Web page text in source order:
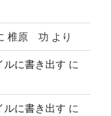
椎原 功 より
ルに書き出す に
ルに書き出す に